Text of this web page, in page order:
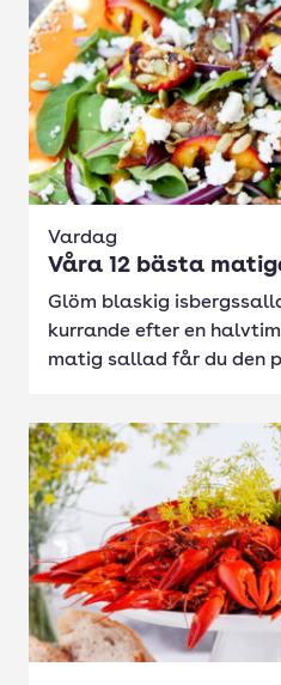
Vardag
Våra 12 bästa
Glöm blaskig
kurrande efter en
matig sallad får du den